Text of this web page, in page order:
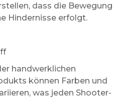
dass die Bewegung
Hindernisse erfolgt.
handwerklichen
können Farben und
was jeden Shooter-